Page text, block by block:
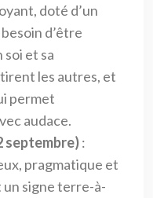
doté d’un
d’être
soi et sa
les autres, et
permet
audace.
septembre):
pragmatique et
un signe terre-à-